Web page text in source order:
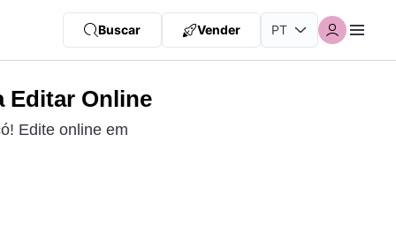
Buscar Vender
Editar Online
Edite online em